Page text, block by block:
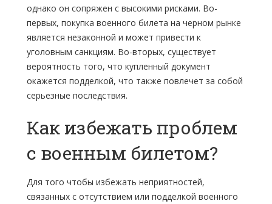
однако он сопряжен с высокими рисками. Во-
первых, покупка военного билета на черном рынке
является незаконной и может привести к
уголовным санкциям. Во-вторых, существует
вероятность того, что купленный документ
окажется подделкой, что также повлечет за собой
серьезные последствия.
Как избежать проблем
с военным билетом?
Для того чтобы избежать неприятностей,
связанных с отсутствием или подделкой военного